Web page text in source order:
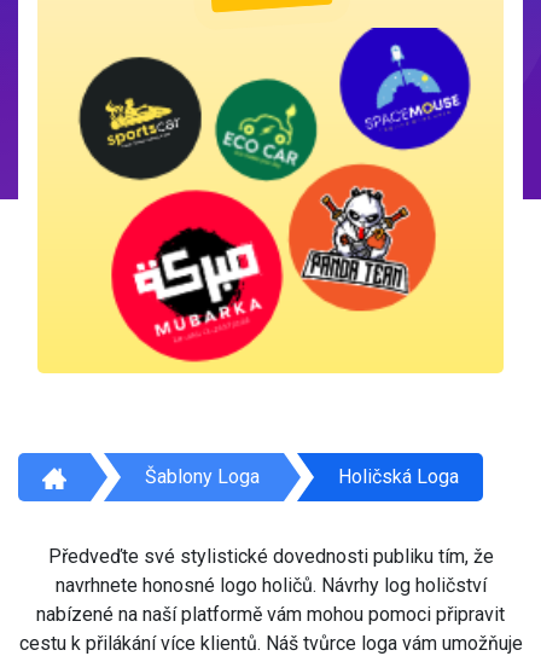
Šablony Loga Holičská Loga
Předveďte své stylistické dovednosti publiku tím, že
navrhnete honosné logo holičů. Návrhy log holičství
nabízené na naší platformě vám mohou pomoci připravit
cestu k přilákání více klientů. Náš tvůrce loga vám umožňuje